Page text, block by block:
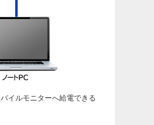
イルモニターへ給電できる